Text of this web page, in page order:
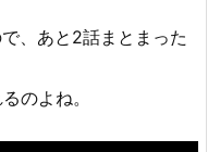
、あと2話まとまった
のよね。